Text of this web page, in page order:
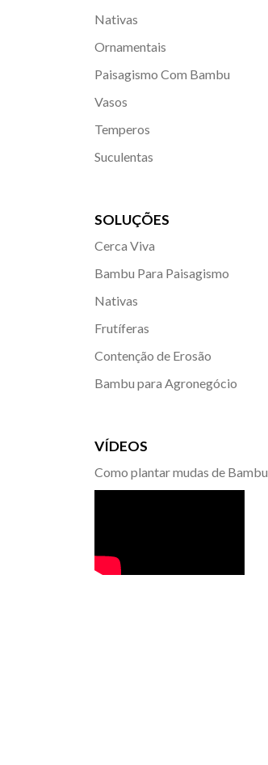
Nativas
Ornamentais
Paisagismo Com Bambu
Vasos
Temperos
Suculentas
SOLUÇÕES
Cerca Viva
Bambu Para Paisagismo
Nativas
Frutíferas
Contenção de Erosão
Bambu para Agronegócio
VÍDEOS
Como plantar mudas de Bambu